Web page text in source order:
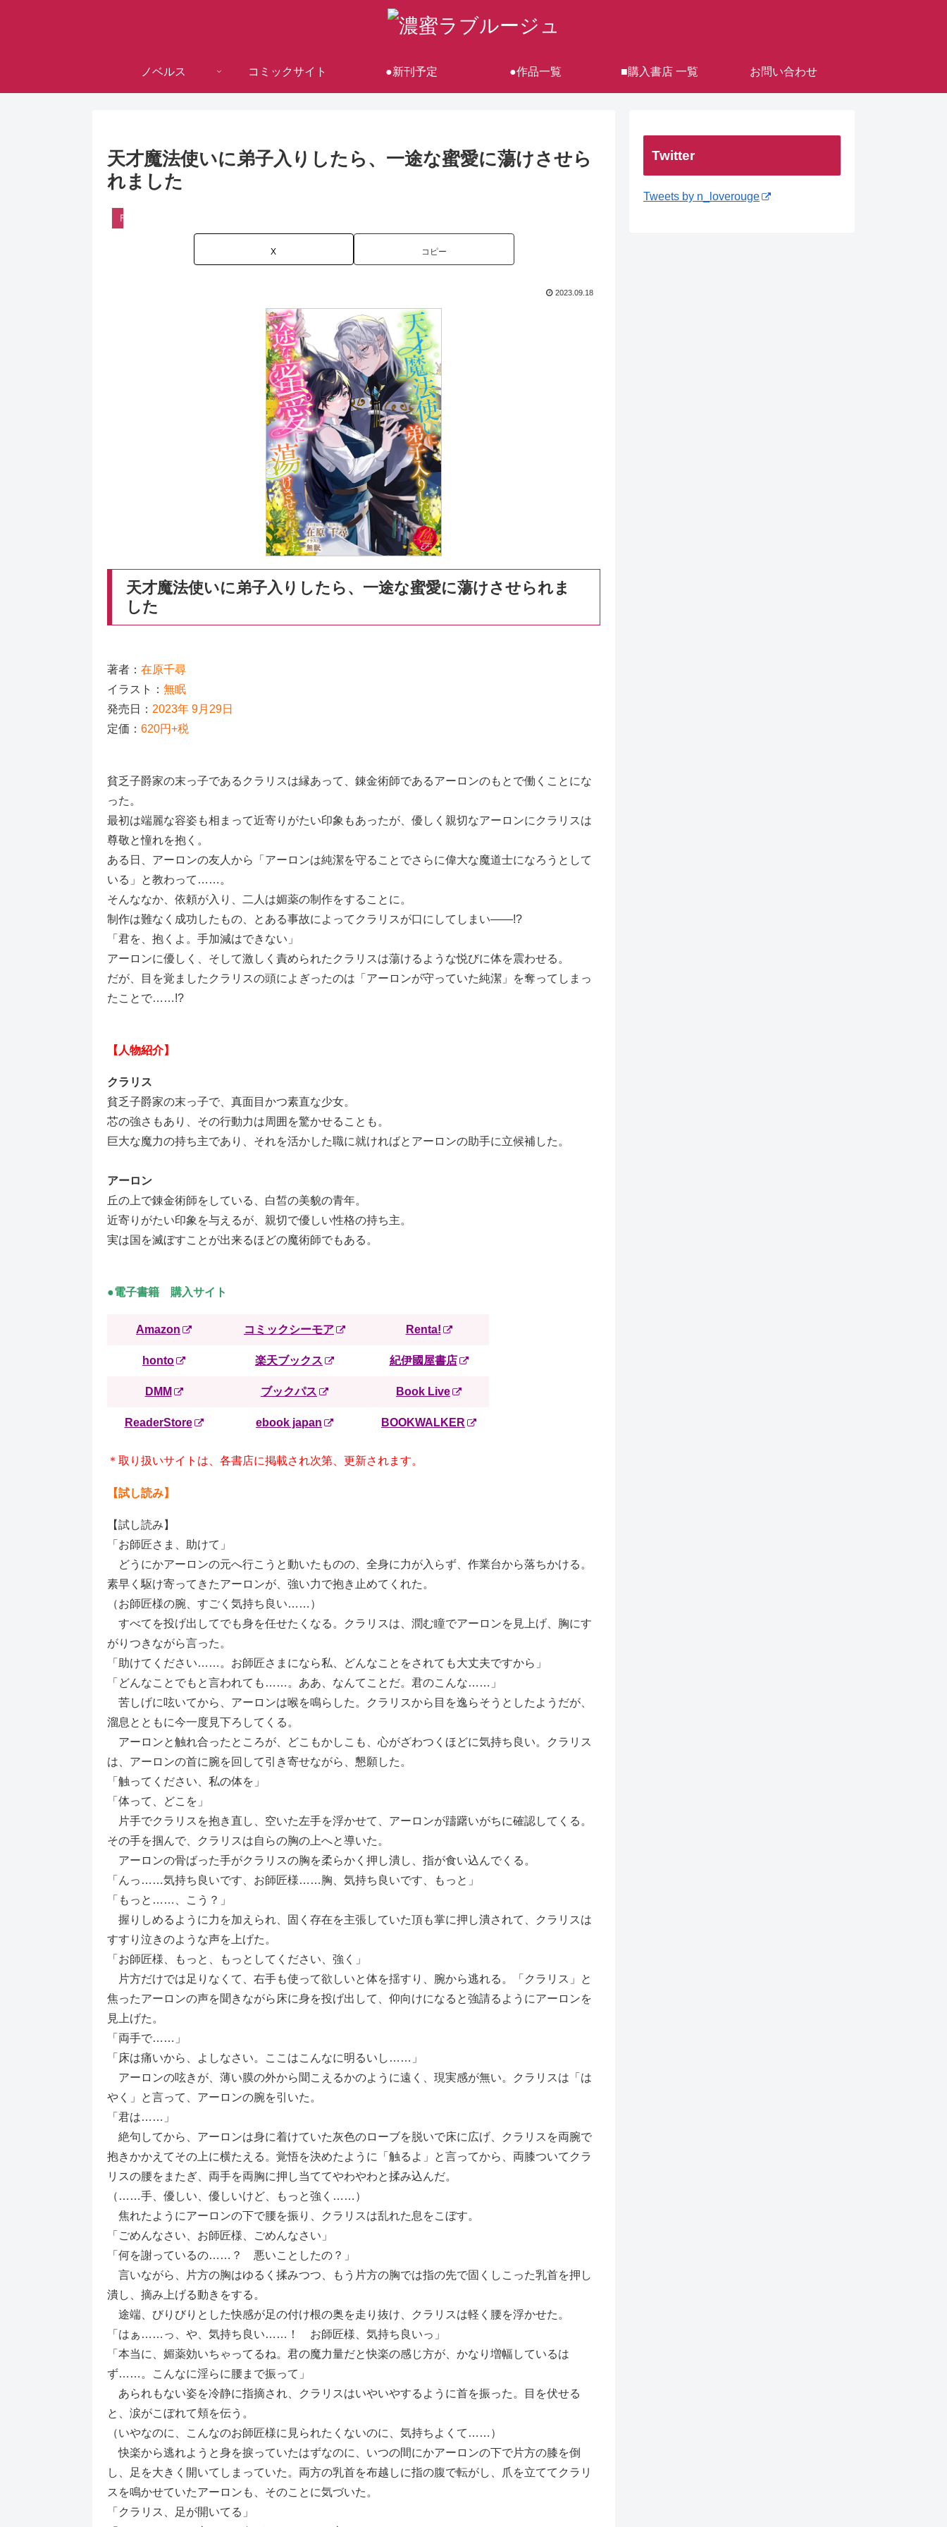
ノベルス コミックサイト ●新刊予定 ●作品一覧 ■購入書店 一覧 お問い合わせ
天才魔法使いに弟子入りしたら、一途な蜜愛に蕩けさせら
れました
Ｆ＋
X コピー
2023.09.18
天才魔法使いに弟子入りしたら、一途な蜜愛に蕩けさせられま
した
著者： 在原千尋
イラスト： 無眠
発売日： 2023年 9月29日
定価： 620円+税
貧乏子爵家の末っ子であるクラリスは縁あって、錬金術師であるアーロンのもとで働くことにな
った。
最初は端麗な容姿も相まって近寄りがたい印象もあったが、優しく親切なアーロンにクラリスは
尊敬と憧れを抱く。
ある日、アーロンの友人から「アーロンは純潔を守ることでさらに偉大な魔道士になろうとして
いる」と教わって……。
そんななか、依頼が入り、二人は媚薬の制作をすることに。
制作は難なく成功したもの、とある事故によってクラリスが口にしてしまい――!?
「君を、抱くよ。手加減はできない」
アーロンに優しく、そして激しく責められたクラリスは蕩けるような悦びに体を震わせる。
だが、目を覚ましたクラリスの頭によぎったのは「アーロンが守っていた純潔」を奪ってしまっ
たことで……!?
【人物紹介】
クラリス
貧乏子爵家の末っ子で、真面目かつ素直な少女。
芯の強さもあり、その行動力は周囲を驚かせることも。
巨大な魔力の持ち主であり、それを活かした職に就ければとアーロンの助手に立候補した。
アーロン
丘の上で錬金術師をしている、白皙の美貌の青年。
近寄りがたい印象を与えるが、親切で優しい性格の持ち主。
実は国を滅ぼすことが出来るほどの魔術師でもある。
●電子書籍 購入サイト
Amazon コミックシーモア Renta!
honto 楽天ブックス 紀伊國屋書店
DMM ブックパス Book Live
ReaderStore ebook japan BOOKWALKER
＊取り扱いサイトは、各書店に掲載され次第、更新されます。
【試し読み】
【試し読み】
「お師匠さま、助けて」
どうにかアーロンの元へ行こうと動いたものの、全身に力が入らず、作業台から落ちかける。
素早く駆け寄ってきたアーロンが、強い力で抱き止めてくれた。
（お師匠様の腕、すごく気持ち良い……）
すべてを投げ出してでも身を任せたくなる。クラリスは、潤む瞳でアーロンを見上げ、胸にす
がりつきながら言った。
「助けてください……。お師匠さまになら私、どんなことをされても大丈夫ですから」
「どんなことでもと言われても……。ああ、なんてことだ。君のこんな……」
苦しげに呟いてから、アーロンは喉を鳴らした。クラリスから目を逸らそうとしたようだが、
溜息とともに今一度見下ろしてくる。
アーロンと触れ合ったところが、どこもかしこも、心がざわつくほどに気持ち良い。クラリス
は、アーロンの首に腕を回して引き寄せながら、懇願した。
「触ってください、私の体を」
「体って、どこを」
片手でクラリスを抱き直し、空いた左手を浮かせて、アーロンが躊躇いがちに確認してくる。
その手を掴んで、クラリスは自らの胸の上へと導いた。
アーロンの骨ばった手がクラリスの胸を柔らかく押し潰し、指が食い込んでくる。
「んっ……気持ち良いです、お師匠様……胸、気持ち良いです、もっと」
「もっと……、こう？」
握りしめるように力を加えられ、固く存在を主張していた頂も掌に押し潰されて、クラリスは
すすり泣きのような声を上げた。
「お師匠様、もっと、もっとしてください、強く」
片方だけでは足りなくて、右手も使って欲しいと体を揺すり、腕から逃れる。「クラリス」と
焦ったアーロンの声を聞きながら床に身を投げ出して、仰向けになると強請るようにアーロンを
見上げた。
「両手で……」
「床は痛いから、よしなさい。ここはこんなに明るいし……」
アーロンの呟きが、薄い膜の外から聞こえるかのように遠く、現実感が無い。クラリスは「は
やく」と言って、アーロンの腕を引いた。
「君は……」
絶句してから、アーロンは身に着けていた灰色のローブを脱いで床に広げ、クラリスを両腕で
抱きかかえてその上に横たえる。覚悟を決めたように「触るよ」と言ってから、両膝ついてクラ
リスの腰をまたぎ、両手を両胸に押し当ててやわやわと揉み込んだ。
（……手、優しい、優しいけど、もっと強く……）
焦れたようにアーロンの下で腰を振り、クラリスは乱れた息をこぼす。
「ごめんなさい、お師匠様、ごめんなさい」
「何を謝っているの……？ 悪いことしたの？」
言いながら、片方の胸はゆるく揉みつつ、もう片方の胸では指の先で固くしこった乳首を押し
潰し、摘み上げる動きをする。
途端、びりびりとした快感が足の付け根の奥を走り抜け、クラリスは軽く腰を浮かせた。
「はぁ……っ、や、気持ち良い……！ お師匠様、気持ち良いっ」
「本当に、媚薬効いちゃってるね。君の魔力量だと快楽の感じ方が、かなり増幅しているは
ず……。こんなに淫らに腰まで振って」
あられもない姿を冷静に指摘され、クラリスはいやいやするように首を振った。目を伏せる
と、涙がこぼれて頬を伝う。
（いやなのに、こんなのお師匠様に見られたくないのに、気持ちよくて……）
快楽から逃れようと身を捩っていたはずなのに、いつの間にかアーロンの下で片方の膝を倒
し、足を大きく開いてしまっていた。両方の乳首を布越しに指の腹で転がし、爪を立ててクラリ
スを鳴かせていたアーロンも、そのことに気づいた。
「クラリス、足が開いてる」
Twitter
Tweets by n_loverouge